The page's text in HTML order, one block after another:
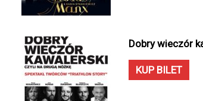
Dobry wieczór
KUP BILET